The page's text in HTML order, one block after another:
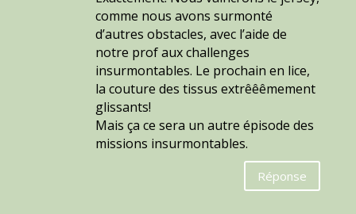
comme nous avons surmonté
d’autres obstacles, avec l’aide de
notre prof aux challenges
insurmontables. Le prochain en lice,
la couture des tissus extrêêêmement
glissants!
Mais ça ce sera un autre épisode des
missions insurmontables.
Réponse